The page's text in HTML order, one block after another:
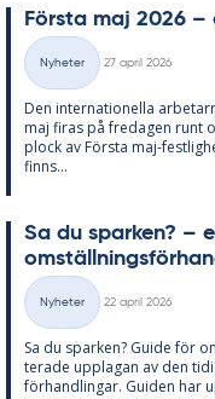
Förs­ta maj 2026
Kategorier
Nyheter
27 april 2026
Den in­ter­na­tio­nel­la
maj fi­ras på fre­da­gen runt
plock av Förs­ta maj-
fin­ns...
Sa du spar­ken? –
Kategorier
Nyheter
22 april 2026
Sa du spar­ken? Guide för
te­ra­de upp­la­gan av den
för­hand­ling­ar. Gui­den har